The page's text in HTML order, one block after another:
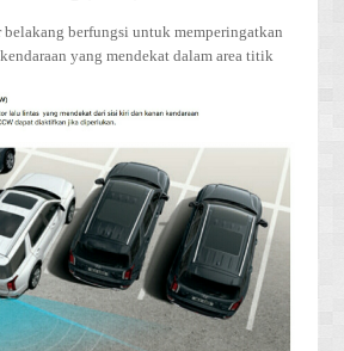
belakang berfungsi untuk memperingatkan
yang mendekat dalam area titik